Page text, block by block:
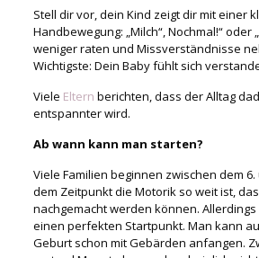
Stell dir vor, dein Kind zeigt dir mit einer
Handbewegung: „Milch“, Nochmal!“ oder
weniger raten und Missverständnisse
Wichtigste: Dein Baby fühlt sich
Viele Eltern berichten, dass der Alltag
entspannter wird.
Ab wann kann man starten?
Viele Familien beginnen zwischen dem
dem Zeitpunkt die Motorik so weit ist,
nachgemacht werden können.
einen perfekten Startpunkt. Man kann
Geburt schon mit Gebärden anfangen.